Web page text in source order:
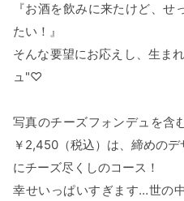
『お酒を飲みに来たけど、
たい！』
そんな要望にお応えし、生ま
ュ"♡
写真のチーズフォンデュを含
￥2,450（税込）は、締めの
にチーズ尽くしのコース！
幸せいっぱいすぎます…世の